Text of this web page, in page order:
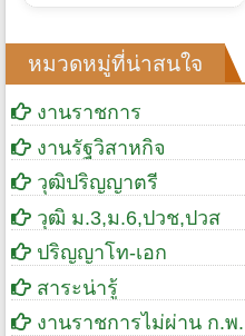
หมวดหมู่ที่น่าสนใจ
งานราชการ
งานรัฐวิสาหกิจ
วุฒิปริญญาตรี
วุฒิ ม.3,ม.6,ปวช,ปวส
ปริญญาโท-เอก
สาระน่ารู้
งานราชการไม่ผ่าน ก.พ.